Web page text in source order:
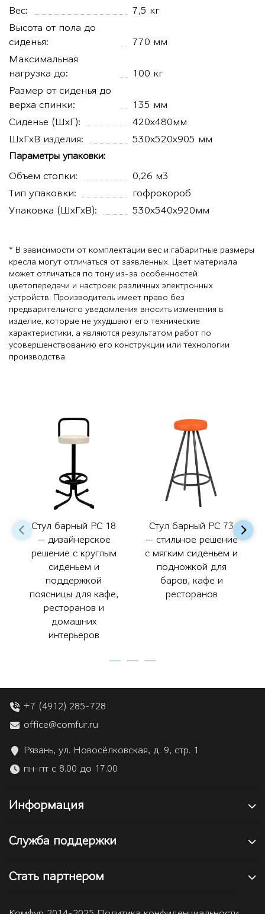
Вес:
7,5 кг
Высота от пола до
сиденья:
770 мм
Максимальная
нагрузка до:
100 кг
Размер от сиденья до
верха спинки:
135 мм
Сиденье (ШxГ):
420х480мм
ШхГхВ изделия:
530х520х905 мм
Параметры упаковки:
Объем стопки:
0,26 м3
Тип упаковки:
гофрокороб
Упаковка (ШхГхВ):
530х540х920мм
* В зависимости от комплектации вес и габаритные размеры
кресла могут отличаться от заявленных. Цвет материала
может отличаться по тону из-за особенностей
цветопередачи и настроек различных электронных
устройств. Производитель имеет право без
предварительного уведомления вносить изменения в
изделие, которые не ухудшают его технические
характеристики, а являются результатом работ по
усовершенствованию его конструкции или технологии
производства.
Стул барный РС 18
— дизайнерское
решение с круглым
сиденьем и
поддержкой
поясницы для кафе,
ресторанов и
домашних
интерьеров
Стул барный РС 73
— стильное решение
с мягким сиденьем и
подножкой для
баров, кафе и
ресторанов
+7 (4912) 285-728
office@comfur.ru
Рязань, ул. Новосёлковская, д. 9, стр. 1
пн-пт с 8.00 до 17.00
Информация
Служба поддержки
Стать партнером